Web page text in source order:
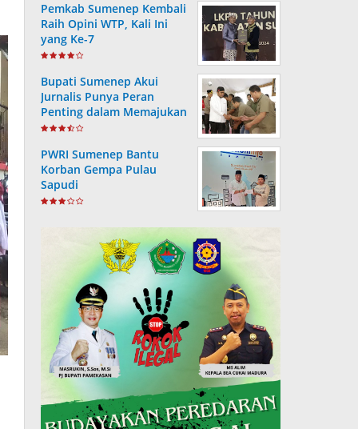
Pemkab Sumenep Kembali
Raih Opini WTP, Kali Ini
yang Ke-7
Bupati Sumenep Akui
Jurnalis Punya Peran
Penting dalam Memajukan
Daerah
PWRI Sumenep Bantu
Korban Gempa Pulau
Sapudi